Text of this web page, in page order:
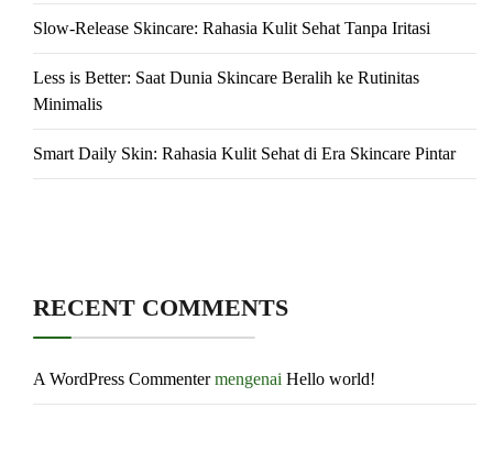
Slow-Release Skincare: Rahasia Kulit Sehat Tanpa Iritasi
Less is Better: Saat Dunia Skincare Beralih ke Rutinitas
Minimalis
Smart Daily Skin: Rahasia Kulit Sehat di Era Skincare Pintar
RECENT COMMENTS
A WordPress Commentermengenai Hello world!